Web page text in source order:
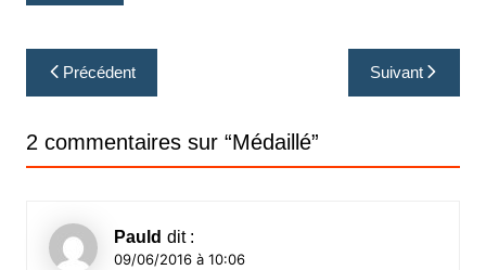
Navigation
de
l’article
Précédent Suivant
2 commentaires sur “Médaillé”
Pauld dit :
09/06/2016 à 10:06